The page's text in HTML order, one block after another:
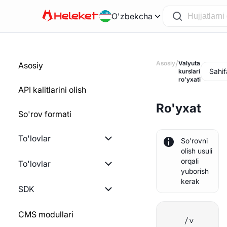
O'zbekcha
Asosiy
API kalitlarini olish
So'rov formati
To'lovlar
Ishni boshlash
Hisob-fakturani yaratish
Statik hamyonni yaratish
To'lovlar
Ishni boshlash
Pul yechib olish miqdorini
SDK
PHP
CMS modullari
Asosiy/Valyuta
kurslari
ro'yxati
Ro'yxat
So'rovni
olish usuli
orqali
yuborish
kerak
/v